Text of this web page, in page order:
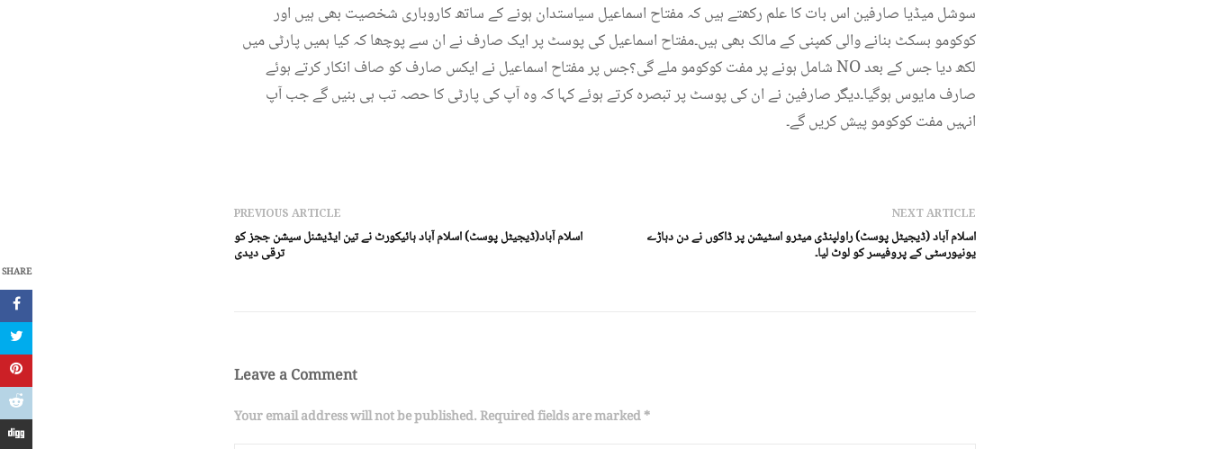
SHARE
سوشل میڈیا صارفین اس بات کا علم رکھتے ہیں کہ مفتاح اسماعیل سیاستدان ہونے کے ساتھ کاروباری شخصیت بھی ہیں اور
کوکومو بسکٹ بنانے والی کمپنی کے مالک بھی ہیں۔مفتاح اسماعیل کی پوسٹ پر ایک صارف نے ان سے پوچھا کہ کیا ہمیں پارٹی میں
شامل ہونے پر مفت کوکومو ملے گی؟جس پر مفتاح اسماعیل نے ایکس صارف کو صاف انکار کرتے ہوئے NO لکھ دیا جس کے بعد
صارف مایوس ہوگیا۔دیگر صارفین نے ان کی پوسٹ پر تبصرہ کرتے ہوئے کہا کہ وہ آپ کی پارٹی کا حصہ تب ہی بنیں گے جب آپ
انہیں مفت کوکومو پیش کریں گے۔
PREVIOUS ARTICLE
اسلام آباد(ڈیجیٹل پوسٹ) اسلام آباد ہائیکورٹ نے تین ایڈیشنل سیشن ججز کو
ترقی دیدی
NEXT ARTICLE
اسلام آباد (ڈیجیٹل پوسٹ) راولپنڈی میٹرو اسٹیشن پر ڈاکوں نے دن دہاڑے
یونیورسٹی کے پروفیسر کو لوٹ لیا۔
Leave a Comment
Your email address will not be published. Required fields are marked *